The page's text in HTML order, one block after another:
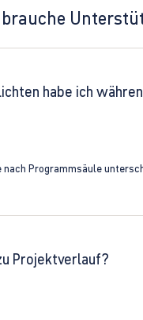
habe ich
Programmsäule
Projektverlauf?